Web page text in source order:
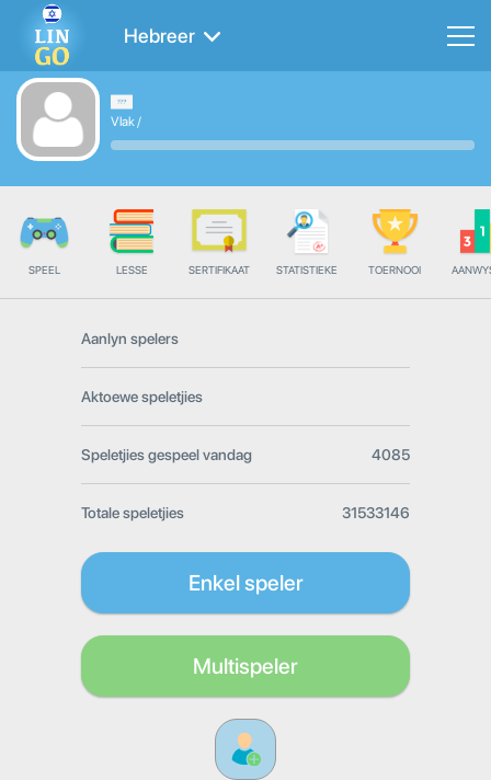
Hebreer
Vlak/
SPEEL LESSE SERTIFIKAAT STATISTIEKE TOERNOOI
Aanlyn spelers
Aktoewe speletjies
Speletjies gespeel vandag 4085
Totale speletjies 31533146
Enkel speler
Multispeler